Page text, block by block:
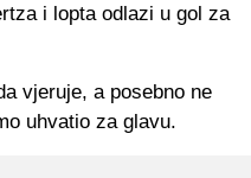
i lopta odlazi u gol za
vjeruje, a posebno ne
uhvatio za glavu.